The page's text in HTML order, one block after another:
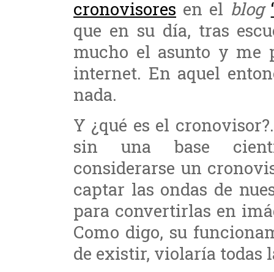
cronovisores en el blog
que en su día, tras
mucho el asunto y me
internet. En aquel
nada.
Y ¿qué es el
sin una base
considerarse un
captar las ondas de
para convertirlas en
Como digo, su
de existir, violaría todas